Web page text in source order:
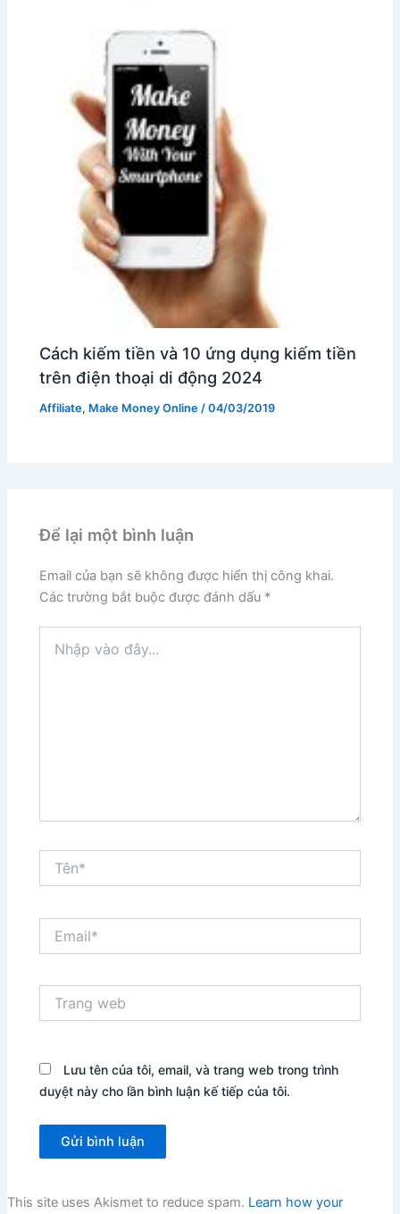
Cách kiếm tiền và 10 ứng dụng kiếm tiền
trên điện thoại di động 2024
Affiliate, Make Money Online /04/03/2019
Để lại một bình luận
Email của bạn sẽ không được hiển thị công khai.
Các trường bắt buộc được đánh dấu *
vào
web
Lưu tên của tôi, email, và trang web trong trình
duyệt này cho lần bình luận kế tiếp của tôi.
This site uses Akismet to reduce spam. Learn how your